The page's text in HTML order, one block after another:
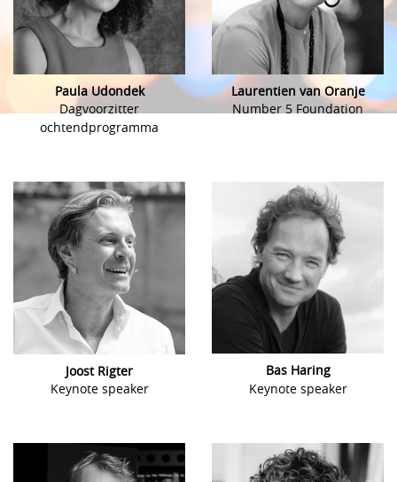
Paula Udondek
Dagvoorzitter
ochtendprogramma
Laurentien van Oranje
Number 5 Foundation
Joost Rigter
Keynote speaker
Bas Haring
Keynote speaker